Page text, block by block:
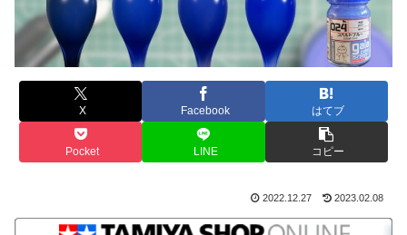
X Facebook はてブ
Pocket LINE コピー
2022.12.27 2023.02.08